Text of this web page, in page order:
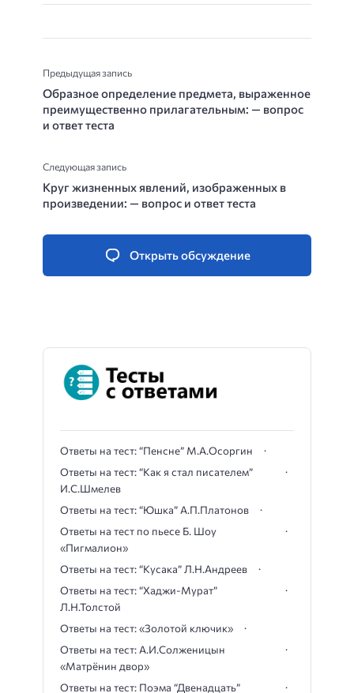
Предыдущая запись
Образное определение предмета, выраженное
преимущественно прилагательным: — вопрос
и ответ теста
Следующая запись
Круг жизненных явлений, изображенных в
произведении: — вопрос и ответ теста
Открыть обсуждение
Ответы на тест: “Пенсне” М.А.Осоргин
Ответы на тест: “Как я стал писателем”
И.С.Шмелев
Ответы на тест: “Юшка” А.П.Платонов
Ответы на тест по пьесе Б. Шоу
«Пигмалион»
Ответы на тест: “Кусака” Л.Н.Андреев
Ответы на тест: “Хаджи-Мурат”
Л.Н.Толстой
Ответы на тест: «Золотой ключик»
Ответы на тест: А.И.Солженицын
«Матрёнин двор»
Ответы на тест: Поэма “Двенадцать”